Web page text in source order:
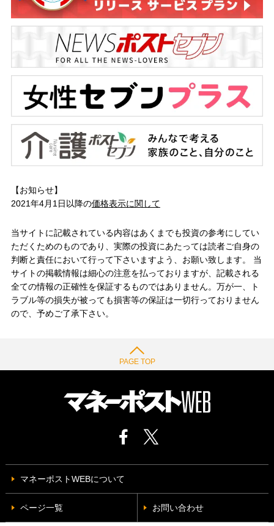
【お知らせ】
2021年4月1日以降の価格表示に関して
当サイトに記載されている内容はあくまでも投資の参考にしてい
ただくためのものであり、実際の投資にあたっては読者ご自身の
判断と責任において行って下さいますよう、お願い致します。 当
サイトの掲載情報は細心の注意を払っておりますが、記載される
全ての情報の正確性を保証するものではありません。万が一、ト
ラブル等の損失が被っても損害等の保証は一切行っておりません
ので、予めご了承下さい。
PAGE TOP
マネーポストWEBについて
ページ一覧 お問い合わせ